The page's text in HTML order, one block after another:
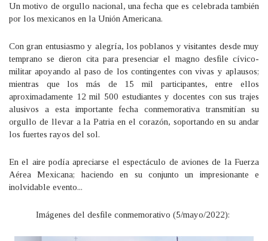
Un motivo de orgullo nacional, una fecha que es celebrada también
por los mexicanos en la Unión Americana.
Con gran entusiasmo y alegría, los poblanos y visitantes desde muy
temprano se dieron cita para presenciar el magno desfile cívico-
militar apoyando al paso de los contingentes con vivas y aplausos;
mientras que los más de 15 mil participantes, entre ellos
aproximadamente 12 mil 500 estudiantes y docentes con sus trajes
alusivos a esta importante fecha conmemorativa transmitían su
orgullo de llevar a la Patria en el corazón, soportando en su andar
los fuertes rayos del sol.
En el aire podía apreciarse el espectáculo de aviones de la Fuerza
Aérea Mexicana; haciendo en su conjunto un impresionante e
inolvidable evento...
Imágenes del desfile conmemorativo (5/mayo/2022):